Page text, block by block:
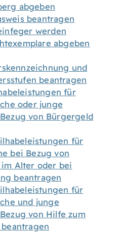
abgeben
beantragen
werden
abgeben
und
beantragen
für
oder junge
von Bürgergeld
für
bei Bezug von
Alter oder bei
beantragen
für
und junge
von Hilfe zum